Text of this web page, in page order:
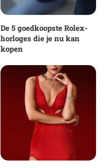
De 5 goedkoopste Rolex-
horloges die je nu kan
kopen